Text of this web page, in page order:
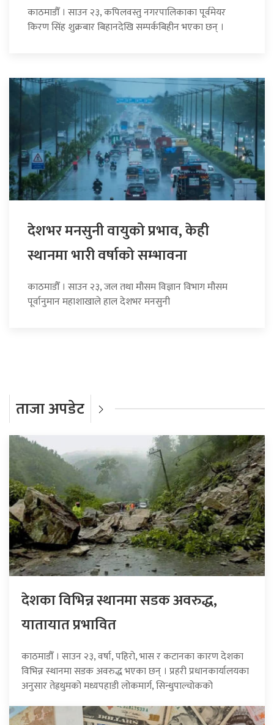
काठमाडौँ । साउन २३, कपिलवस्तु नगरपालिकाका पूर्वमेयर
किरण सिंह शुक्रबार बिहानदेखि सम्पर्कबिहीन भएका छन् ।
देशभर मनसुनी वायुको प्रभाव, केही
स्थानमा भारी वर्षाको सम्भावना
काठमाडौँ । साउन २३, जल तथा मौसम विज्ञान विभाग मौसम
पूर्वानुमान महाशाखाले हाल देशभर मनसुनी
ताजा अपडेट
देशका विभिन्न स्थानमा सडक अवरुद्ध,
यातायात प्रभावित
काठमाडौँ । साउन २३, वर्षा, पहिरो, भास र कटानका कारण देशका
विभिन्न स्थानमा सडक अवरुद्ध भएका छन् । प्रहरी प्रधानकार्यालयका
अनुसार तेह्रथुमको मध्यपहाडी लोकमार्ग, सिन्धुपाल्चोकको